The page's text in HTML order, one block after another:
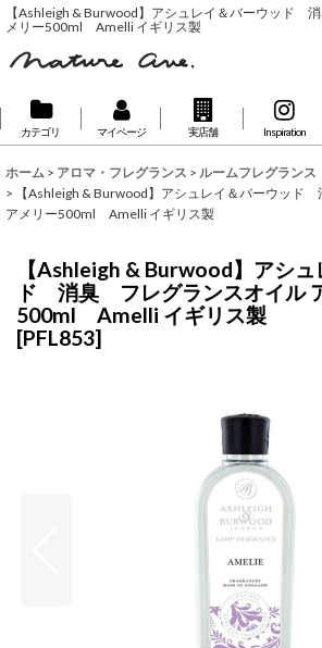
【Ashleigh & Burwood】アシュレイ＆バーウッド
メリー500ml Amelli イギリス製
カテゴリ マイページ 実店舗 Inspiration
ホーム > アロマ・フレグランス > ルームフレグランス
>
【Ashleigh & Burwood】アシュレイ＆バーウッ
アメリー500ml Amelli イギリス製
【Ashleigh & Burwood】アシ
ド 消臭 フレグランスオイル
500ml Amelli イギリス製
[PFL853]